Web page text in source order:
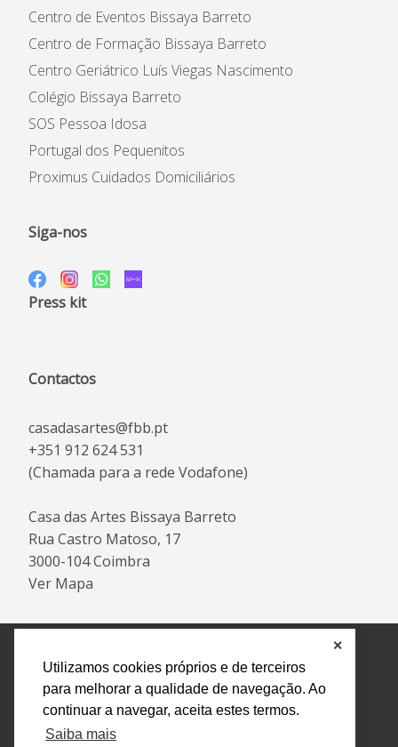
Utilizamos cookies próprios e de terceiros
para melhorar a qualidade de navegação. Ao
continuar a navegar, aceita estes termos.
Saiba mais
✕
Centro de Eventos Bissaya Barreto
Centro de Formação Bissaya Barreto
Centro Geriátrico Luís Viegas Nascimento
Colégio Bissaya Barreto
SOS Pessoa Idosa
Portugal dos Pequenitos
Proximus Cuidados Domiciliários
Siga-nos
Press kit
Contactos
casadasartes@fbb.pt
+351 912 624 531
(Chamada para a rede Vodafone)
Casa das Artes Bissaya Barreto
Rua Castro Matoso, 17
3000-104 Coimbra
Ver Mapa
Política de Privacidade e Tratamento de Dados
Encarregado de Proteção de Dados
Livro Eletrónico
de Reclamações
Canal de Denúncias
Todos os direitos reservados Design by AM. Developed by